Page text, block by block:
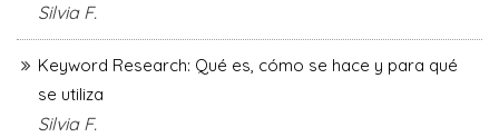
Silvia F.
Keyword Research: Qué es, cómo se hace y para qué
se utiliza
Silvia F.